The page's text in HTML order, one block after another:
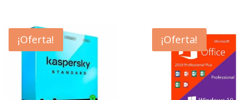
¡Oferta! ¡Oferta!